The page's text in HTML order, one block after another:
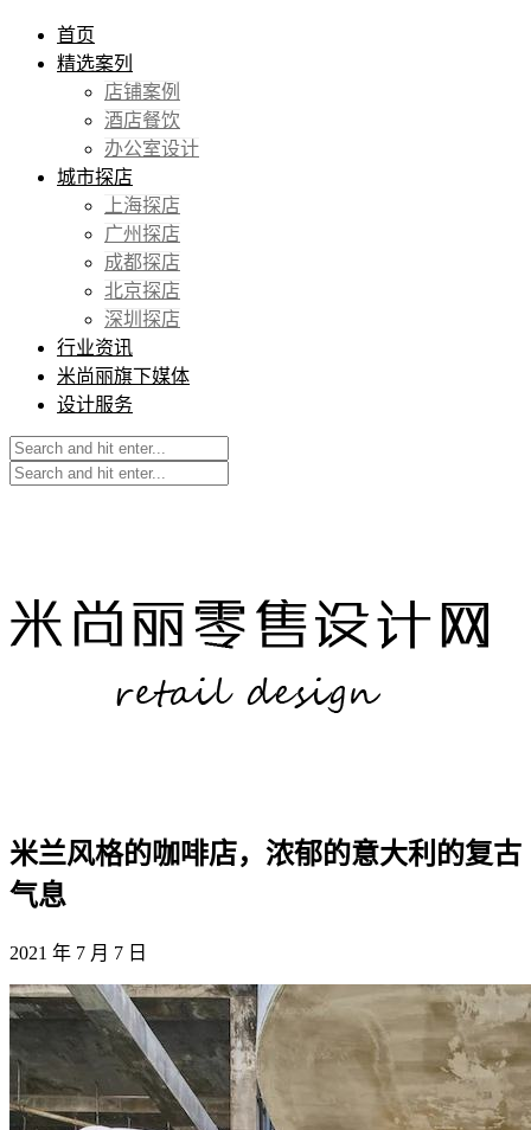
首页
精选案列
店铺案例
酒店餐饮
办公室设计
城市探店
上海探店
广州探店
成都探店
北京探店
深圳探店
行业资讯
米尚丽旗下媒体
设计服务
米兰风格的咖啡店，浓郁的意大利的复古
气息
2021 年 7 月 7 日